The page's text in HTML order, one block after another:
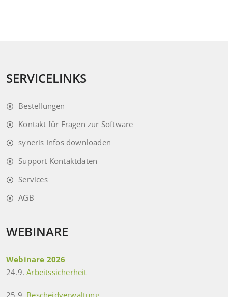
SERVICELINKS
Bestellungen
Kontakt für Fragen zur Software
syneris Infos downloaden
Support Kontaktdaten
Services
AGB
WEBINARE
Webinare 2026
24.9.Arbeitssicherheit